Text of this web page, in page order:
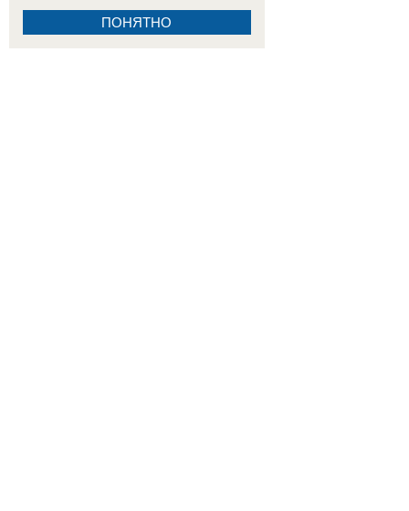
ПОНЯТНО